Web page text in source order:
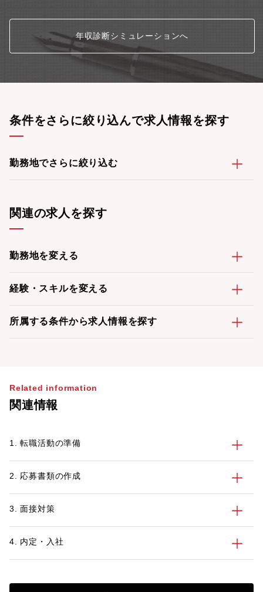
年収診断シミュレーションへ
条件をさらに絞り込んで求人情報を探す
勤務地でさらに絞り込む
関連の求人を探す
勤務地を変える
経験・スキルを変える
所属する条件から求人情報を探す
Related information
関連情報
1. 転職活動の準備
2. 応募書類の作成
3. 面接対策
4. 内定・入社